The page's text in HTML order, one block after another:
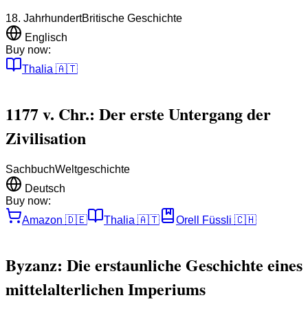
18. JahrhundertBritische Geschichte
Englisch
Buy now:
Thalia 🇦🇹
1177 v. Chr.: Der erste Untergang der
Zivilisation
SachbuchWeltgeschichte
Deutsch
Buy now:
Amazon 🇩🇪 Thalia 🇦🇹 Orell Füssli 🇨🇭
Byzanz: Die erstaunliche Geschichte eines
mittelalterlichen Imperiums